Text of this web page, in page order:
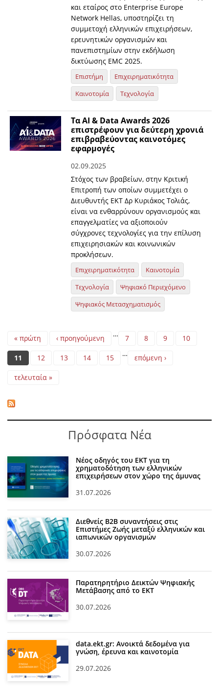
και εταίρος στο Enterprise Europe
Network Hellas, υποστηρίζει τη
συμμετοχή ελληνικών επιχειρήσεων,
ερευνητικών οργανισμών και
πανεπιστημίων στην εκδήλωση
δικτύωσης EMC 2025.
Επιστήμη
Επιχειρηματικότητα
Καινοτομία
Τεχνολογία
Τα AI & Data Awards 2026
επιστρέφουν για δεύτερη χρονιά
επιβραβεύοντας καινοτόμες
εφαρμογές
02.09.2025
Στόχος των βραβείων, στην Κριτική
Επιτροπή των οποίων συμμετέχει ο
Διευθυντής ΕΚΤ Δρ Κυριάκος Τολιάς,
είναι να ενθαρρύνουν οργανισμούς και
επαγγελματίες να αξιοποιούν
σύγχρονες τεχνολογίες για την επίλυση
επιχειρησιακών και κοινωνικών
προκλήσεων.
Επιχειρηματικότητα
Καινοτομία
Τεχνολογία
Ψηφιακό Περιεχόμενο
Ψηφιακός Μετασχηματισμός
Pages
« πρώτη ‹ προηγούμενη … 7 8 9 10
11 12 13 14 15 … επόμενη ›
τελευταία »
Πρόσφατα Νέα
Νέος οδηγός του ΕΚΤ για τη
χρηματοδότηση των ελληνικών
επιχειρήσεων στον χώρο της άμυνας
31.07.2026
Διεθνείς Β2Β συναντήσεις στις
Επιστήμες Ζωής μεταξύ ελληνικών και
ιαπωνικών οργανισμών
30.07.2026
Παρατηρητήριο Δεικτών Ψηφιακής
Μετάβασης από το ΕΚΤ
30.07.2026
data.ekt.gr: Ανοικτά δεδομένα για
γνώση, έρευνα και καινοτομία
29.07.2026